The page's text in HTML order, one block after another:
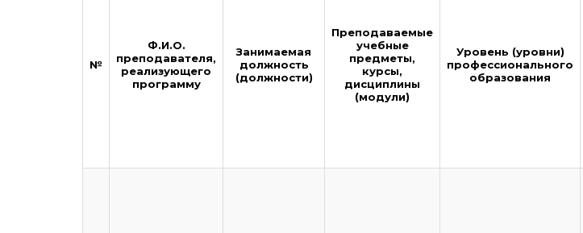
№
Ф.И.О.
преподавателя,
реализующего
программу
Занимаемая
должность
(должности)
Преподаваемые
учебные
предметы,
курсы,
дисциплины
(модули)
Уровень (уровни)
профессионального
образования